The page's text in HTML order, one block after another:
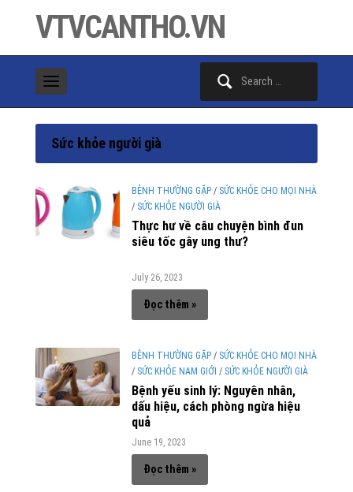
VTVCANTHO.VN
Sức khỏe người già
BỆNH THƯỜNG GẶP / SỨC KHỎE CHO MỌI NHÀ
/ SỨC KHỎE NGƯỜI GIÀ
Thực hư về câu chuyện bình đun
siêu tốc gây ung thư?
July 26, 2023
Đọc thêm »
BỆNH THƯỜNG GẶP / SỨC KHỎE CHO MỌI NHÀ
/ SỨC KHỎE NAM GIỚI / SỨC KHỎE NGƯỜI GIÀ
Bệnh yếu sinh lý: Nguyên nhân,
dấu hiệu, cách phòng ngừa hiệu
quả
June 19, 2023
Đọc thêm »